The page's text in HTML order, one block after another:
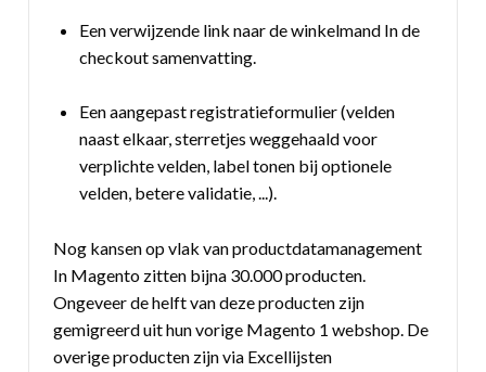
Een verwijzende link naar de winkelmand In de
checkout samenvatting.
Een aangepast registratieformulier (velden
naast elkaar, sterretjes weggehaald voor
verplichte velden, label tonen bij optionele
velden, betere validatie, ...).
Nog kansen op vlak van productdatamanagement
In Magento zitten bijna 30.000 producten.
Ongeveer de helft van deze producten zijn
gemigreerd uit hun vorige Magento 1 webshop. De
overige producten zijn via Excellijsten